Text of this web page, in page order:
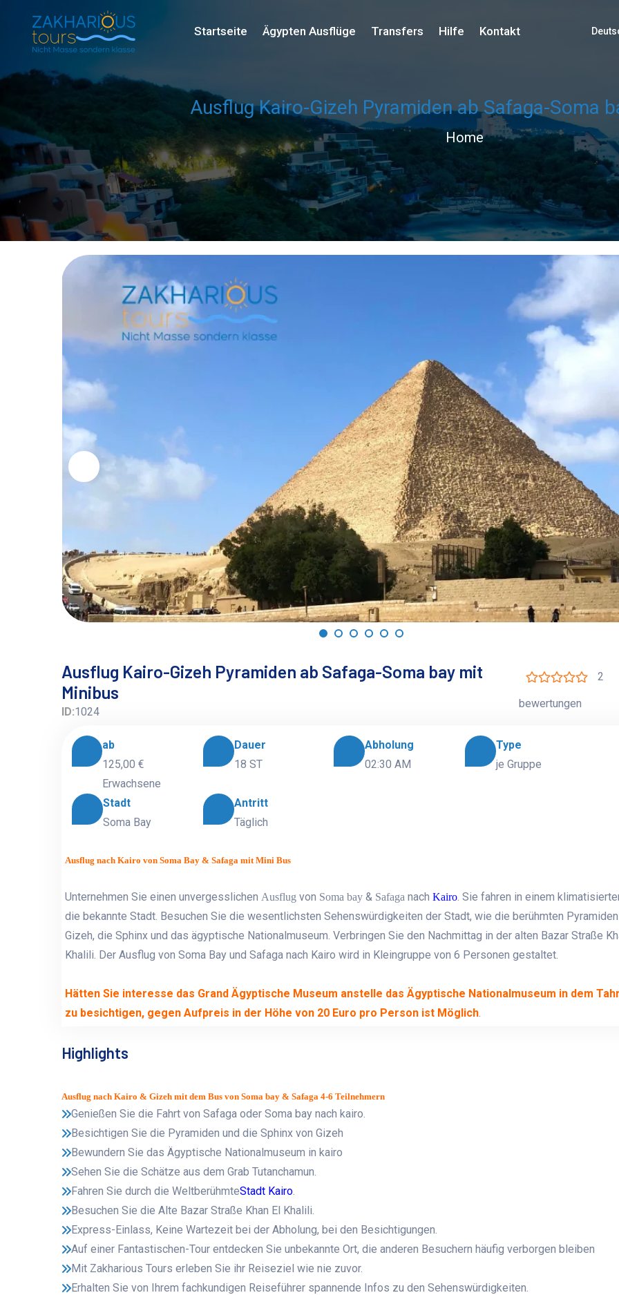
Startseite Ägypten Ausflüge Transfers Hilfe Kontakt
Ausflug Kairo-Gizeh Pyramiden ab Safaga-Soma
Home
Ausflug Kairo-Gizeh Pyramiden ab Safaga-Soma bay mit
Minibus
ID:1024
2
bewertungen
ab
125,00 €
Erwachsene
Dauer
18 ST
Abholung
02:30 AM
Type
je Gruppe
Stadt
Soma Bay
Antritt
Täglich
Ausflug nach Kairo von Soma Bay & Safaga mit Mini Bus
Unternehmen Sie einen unvergesslichen Ausflugvon Soma bay& Safaganach Kairo. Sie fahren in einem
die bekannte Stadt. Besuchen Sie die wesentlichsten Sehenswürdigkeiten der Stadt, wie die berühmten
Gizeh, die Sphinx und das ägyptische Nationalmuseum. Verbringen Sie den Nachmittag in der alten Bazar Straße
Khalili. Der Ausflug von Soma Bay und Safaga nach Kairo wird in Kleingruppe von 6 Personen gestaltet.
Hätten Sie interesse das Grand Ägyptische Museum anstelle das Ägyptische Nationalmuseum in dem
zu besichtigen, gegen Aufpreis in der Höhe von 20 Euro pro Person ist Möglich.
Highlights
Ausflug nach Kairo & Gizeh mit dem Bus von Soma bay & Safaga 4-6 Teilnehmern
Genießen Sie die Fahrt von Safaga oder Soma bay nach kairo.
Besichtigen Sie die Pyramiden und die Sphinx von Gizeh
Bewundern Sie das Ägyptische Nationalmuseum in kairo
Sehen Sie die Schätze aus dem Grab Tutanchamun.
Fahren Sie durch die WeltberühmteStadt Kairo.
Besuchen Sie die Alte Bazar Straße Khan El Khalili.
Express-Einlass, Keine Wartezeit bei der Abholung, bei den Besichtigungen.
Auf einer Fantastischen-Tour entdecken Sie unbekannte Ort, die anderen Besuchern häufig verborgen bleiben
Mit Zakharious Tours erleben Sie ihr Reiseziel wie nie zuvor.
Erhalten Sie von Ihrem fachkundigen Reiseführer spannende Infos zu den Sehenswürdigkeiten.